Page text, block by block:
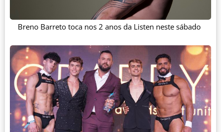
Breno Barreto toca nos 2 anos da Listen neste sábado